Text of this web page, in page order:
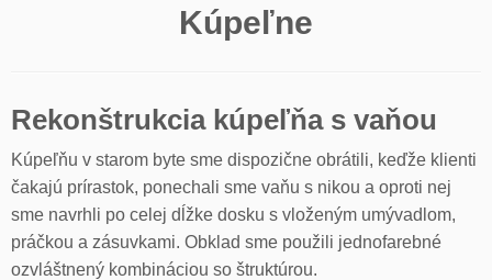
Kúpeľne
Rekonštrukcia kúpeľňa s vaňou
Kúpeľňu v starom byte sme dispozične obrátili, keďže klienti
čakajú prírastok, ponechali sme vaňu s nikou a oproti nej
sme navrhli po celej dĺžke dosku s vloženým umývadlom,
práčkou a zásuvkami. Obklad sme použili jednofarebné
ozvláštnený kombináciou so štruktúrou.